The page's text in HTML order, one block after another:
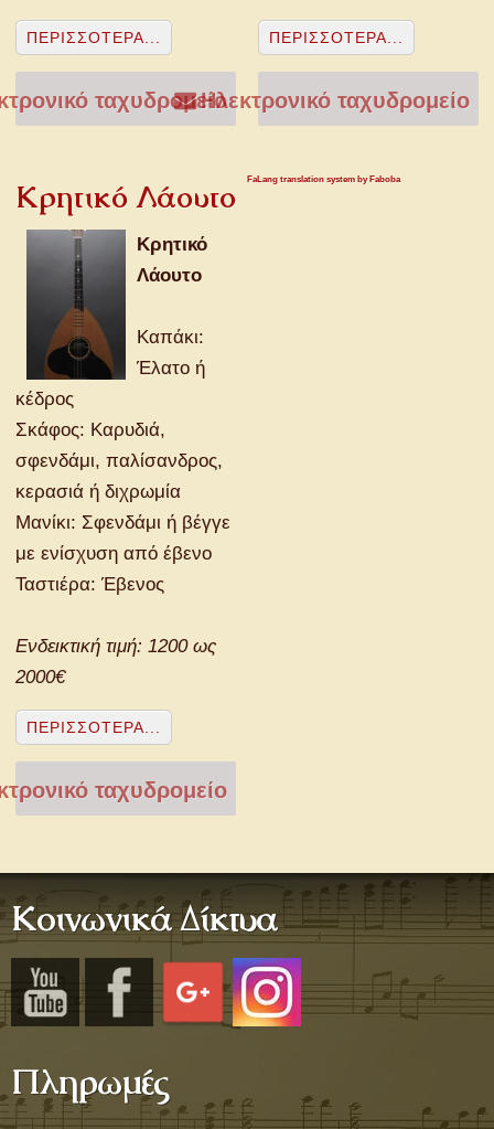
ΠΕΡΙΣΣΌΤΕΡΑ...
ταχυδρομείο
ΠΕΡΙΣΣΌΤΕΡΑ...
Ηλεκτρονικό ταχυδρομείο
Κρητικό Λάουτο
Κρητικό
Λάουτο
Καπάκι:
Έλατο ή
κέδρος
Σκάφος: Καρυδιά,
σφενδάμι, παλίσανδρος,
κερασιά ή διχρωμία
Μανίκι: Σφενδάμι ή βέγγε
με ενίσχυση από έβενο
Ταστιέρα: Έβενος
Ενδεικτική τιμή: 1200 ως
2000€
ΠΕΡΙΣΣΌΤΕΡΑ...
ταχυδρομείο
FaLang translation system by Faboba
Κοινωνικά Δίκτυα
Πληρωμές